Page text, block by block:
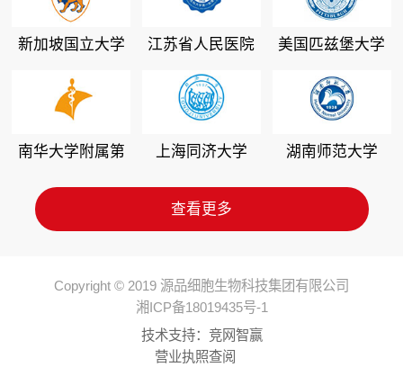
新加坡国立大学 江苏省人民医院 美国匹兹堡大学
南华大学附属第
上海同济大学 湖南师范大学
查看更多
Copyright © 2019 源品细胞生物科技集团有限公司
湘ICP备18019435号-1
技术支持： 竞网智赢
营业执照查阅